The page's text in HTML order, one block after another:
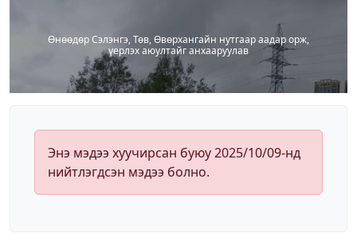
Өнөөдөр Сэлэнгэ, Төв, Өвөрхангайн нутгаар аадар орж,
үерлэх аюултайг анхааруулав
Энэ мэдээ хуучирсан буюу 2025/10/09-нд
нийтлэгдсэн мэдээ болно.